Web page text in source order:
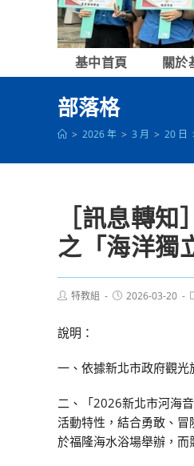
基中首頁 關於
部落格
> 2026 年 > 3 月 > 20 日
［訊息轉
之「海洋獨
Post特教組
Post2026-03-20
說明：
一、依據新北市政府觀
二、「2026新北市河海
活動特性，結合勇敢、
於福隆海水浴場舉辦，